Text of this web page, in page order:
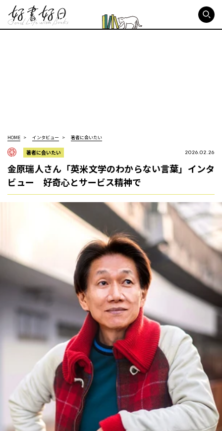
HOME インタビュー 著者に会いたい
著者に会いたい 2026.02.26
金原瑞人さん「英米文学のわからない言葉」インタ
ビュー 好奇心とサービス精神で